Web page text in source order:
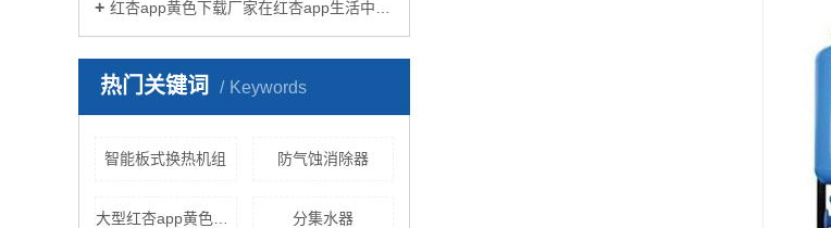
红杏app黄色下载厂家在红杏app生活中有哪些作用？
热门关键词 Keywords
智能板式换热机组 防气蚀消除器
分集水器